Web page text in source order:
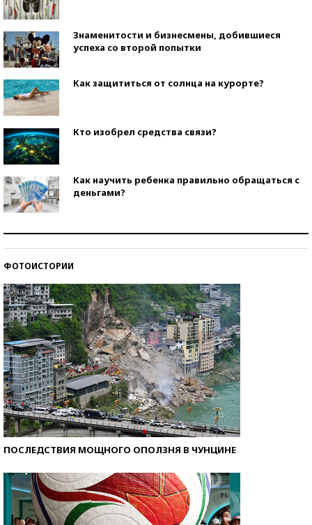
Знаменитости и бизнесмены, добившиеся
успеха со второй попытки
Как защититься от солнца на курорте?
Кто изобрел средства связи?
Как научить ребенка правильно обращаться с
деньгами?
ФОТОИСТОРИИ
ПОСЛЕДСТВИЯ МОЩНОГО ОПОЛЗНЯ В ЧУНЦИНЕ